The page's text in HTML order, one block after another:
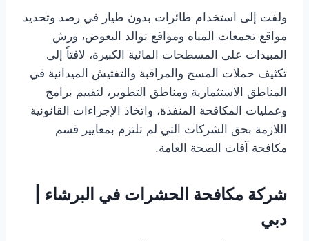
ولفت إلى استخدام طائرات بدون طيار في رصد وتحديد
مواقع تجمعات المياه ومواقع توالد البعوض، ورش
المبيدات على المسطحات المائية الكبيرة، لافتاً إلى
تكثيف حملات المسح والمراقبة والتفتيش الميدانية في
المناطق الاستثمارية ومناطق التطوير، لتقييم برامج
وعمليات المكافحة المنفذة، واتخاذ الإجراءات القانونية
اللازمة بحق الشركات التي لم تلتزم بمعايير قسم
مكافحة آفات الصحة العامة.
شركة مكافحة الحشرات في البرشاء |
دبي